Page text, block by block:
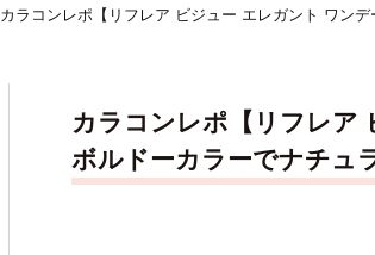
カラコンレポ【リフレア ビジュー エレガント ワン
カラコンレポ【リフレア
ボルドーカラーでナチュ